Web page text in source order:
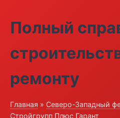
Полный
ремонту
Главная » Северо-Западный
Стройгрупп Плюс Гарант